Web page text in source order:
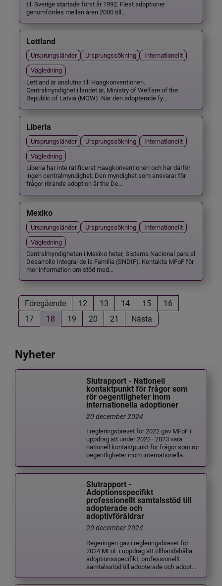
till Sverige startade först år 1992. Flest adoptioner
genomfördes mellan åren 2000 till...
Lettland
Ursprungsländer Ursprungssökning
Internationellt
Vägledning
Lettland är anslutna till Haagkonventionen.
Centralmyndighet i landet är, Ministry of Welfare of the
Republic of Latvia (MOW). När den adopterade fy...
Liberia
Ursprungsländer Ursprungssökning
Internationellt
Vägledning
Liberia har inte ratificerat Haagkonventionen och har därför
ingen centralmyndighet. Den myndighet som ansvarar för
frågor rörande adoption är the De...
Mexiko
Ursprungsländer Ursprungssökning
Internationellt
Vägledning
Centralmyndigheten i Mexiko heter, Sistema Nacional para el
Desarrollo Integral de la Familia (SNDIF). Kontakta MFoF för
mer information om stöd med...
Föregående 12 13 14 15
16
17
18 19 20 21 Nästa
Nyheter
Slutrapport - Nationell
kontaktpunkt för frågor som
rör oegentligheter inom
internationella adoptioner
20 december 2024
I regleringsbrevet för 2022 gav MFoF i
uppdrag att under 2022–2023 vara
nationell kontaktpunkt för frågor som rör
oegentligheter inom internationella...
Slutrapport -
Adoptionsspecifikt
professionellt samtalsstöd till
adopterade och
adoptivföräldrar
20 december 2024
Regeringen gav i regleringsbrevet för
2024 MFoF i uppdrag att tillhandahålla
adoptionsspecifikt, professionellt
samtalsstöd till adopterade och adopt...